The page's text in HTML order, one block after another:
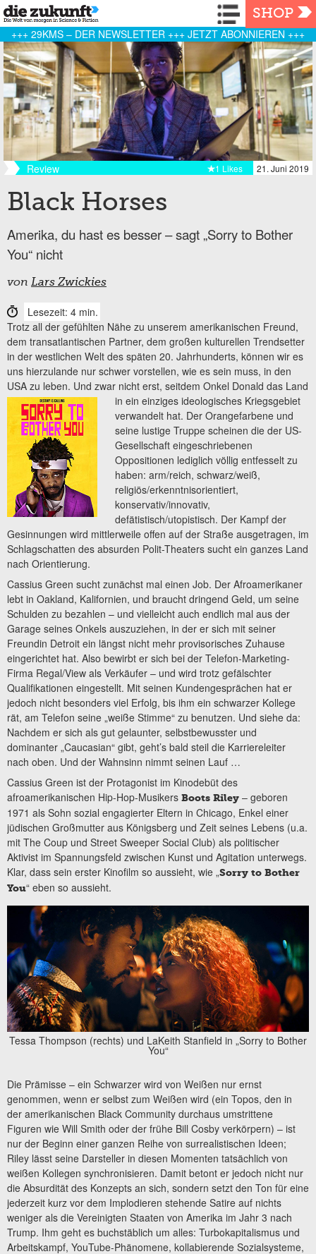
Navigation
SHOP
+++ 29KMS – DER NEWSLETTER +++ JETZT ABONNIEREN +++
Review 21. Juni 2019
1 Likes
Black Horses
Amerika, du hast es besser – sagt „Sorry to Bother
You“ nicht
von Lars Zwickies
Lesezeit: 4 min.
Trotz all der gefühlten Nähe zu unserem amerikanischen Freund,
dem transatlantischen Partner, dem großen kulturellen Trendsetter
in der westlichen Welt des späten 20. Jahrhunderts, können wir es
uns hierzulande nur schwer vorstellen, wie es sein muss, in den
USA zu leben. Und zwar nicht erst, seitdem Onkel Donald das Land
in ein einziges ideologisches Kriegsgebiet
verwandelt hat. Der Orangefarbene und
seine lustige Truppe scheinen die der US-
Gesellschaft eingeschriebenen
Oppositionen lediglich völlig entfesselt zu
haben: arm/reich, schwarz/weiß,
religiös/erkenntnisorientiert,
konservativ/innovativ,
defätistisch/utopistisch. Der Kampf der
Gesinnungen wird mittlerweile offen auf der Straße ausgetragen, im
Schlagschatten des absurden Polit-Theaters sucht ein ganzes Land
nach Orientierung.
Cassius Green sucht zunächst mal einen Job. Der Afroamerikaner
lebt in Oakland, Kalifornien, und braucht dringend Geld, um seine
Schulden zu bezahlen – und vielleicht auch endlich mal aus der
Garage seines Onkels auszuziehen, in der er sich mit seiner
Freundin Detroit ein längst nicht mehr provisorisches Zuhause
eingerichtet hat. Also bewirbt er sich bei der Telefon-Marketing-
Firma Regal/View als Verkäufer – und wird trotz gefälschter
Qualifikationen eingestellt. Mit seinen Kundengesprächen hat er
jedoch nicht besonders viel Erfolg, bis ihm ein schwarzer Kollege
rät, am Telefon seine „weiße Stimme“ zu benutzen. Und siehe da:
Nachdem er sich als gut gelaunter, selbstbewusster und
dominanter „Caucasian“ gibt, geht’s bald steil die Karriereleiter
nach oben. Und der Wahnsinn nimmt seinen Lauf …
Cassius Green ist der Protagonist im Kinodebüt des
afroamerikanischen Hip-Hop-Musikers Boots Riley – geboren
1971 als Sohn sozial engagierter Eltern in Chicago, Enkel einer
jüdischen Großmutter aus Königsberg und Zeit seines Lebens (u.a.
mit The Coup und Street Sweeper Social Club) als politischer
Aktivist im Spannungsfeld zwischen Kunst und Agitation unterwegs.
Klar, dass sein erster Kinofilm so aussieht, wie „Sorry to Bother
You“ eben so aussieht.
Tessa Thompson (rechts) und LaKeith Stanfield in „Sorry to Bother
You“
Die Prämisse – ein Schwarzer wird von Weißen nur ernst
genommen, wenn er selbst zum Weißen wird (ein Topos, den in
der amerikanischen Black Community durchaus umstrittene
Figuren wie Will Smith oder der frühe Bill Cosby verkörpern) – ist
nur der Beginn einer ganzen Reihe von surrealistischen Ideen;
Riley lässt seine Darsteller in diesen Momenten tatsächlich von
weißen Kollegen synchronisieren. Damit betont er jedoch nicht nur
die Absurdität des Konzepts an sich, sondern setzt den Ton für eine
jederzeit kurz vor dem Implodieren stehende Satire auf nichts
weniger als die Vereinigten Staaten von Amerika im Jahr 3 nach
Trump. Ihm geht es buchstäblich um alles: Turbokapitalismus und
Arbeitskampf, YouTube-Phänomene, kollabierende Sozialsysteme,